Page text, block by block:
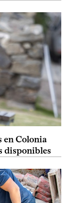
en Colonia
disponibles